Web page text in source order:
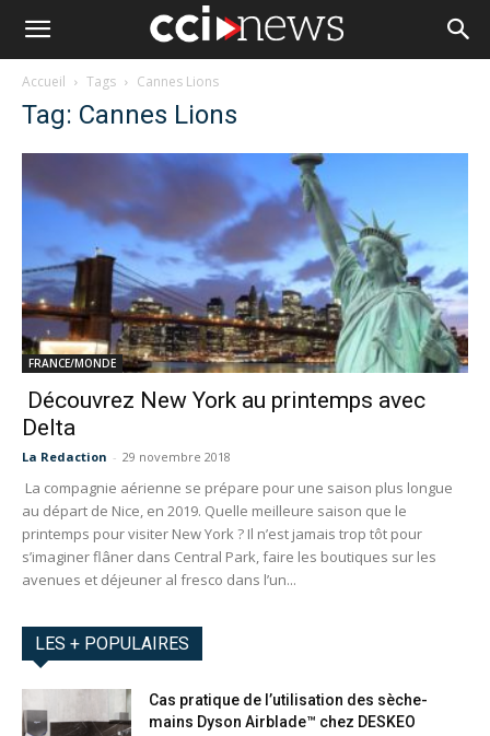
Accueil Tags Cannes Lions
Tag: Cannes Lions
FRANCE/MONDE
Découvrez New York au printemps avec
Delta
La Redaction - 29 novembre 2018
La compagnie aérienne se prépare pour une saison plus longue
au départ de Nice, en 2019. Quelle meilleure saison que le
printemps pour visiter New York ? Il n’est jamais trop tôt pour
s’imaginer flâner dans Central Park, faire les boutiques sur les
avenues et déjeuner al fresco dans l’un...
LES + POPULAIRES
Cas pratique de l’utilisation des sèche-
mains Dyson Airblade™ chez DESKEO